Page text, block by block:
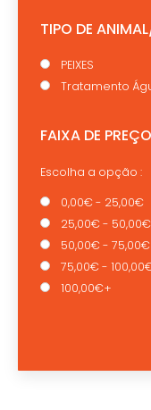
TIPO DE
PEIXES
Tratamento
FAIXA DE
Escolha a opção :
0,00€ - 25,00€
25,00€ - 50,00€
50,00€ - 75,00€
75,00€ -
100,00€+